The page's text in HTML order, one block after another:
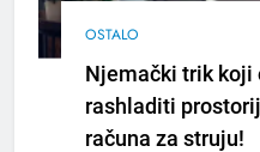
OSTALO
Njemački trik koji
rashladiti
računa za struju!